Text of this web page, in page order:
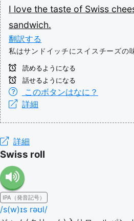
I love the taste of Swiss
sandwich.
翻訳する
私はサンドイッチにスイスチーズの
読めるようになる
話せるようになる
このボタンはなに？
詳細
詳細
Swiss roll
IPA（発音記号）
/s(w)ɪs rəʊl/